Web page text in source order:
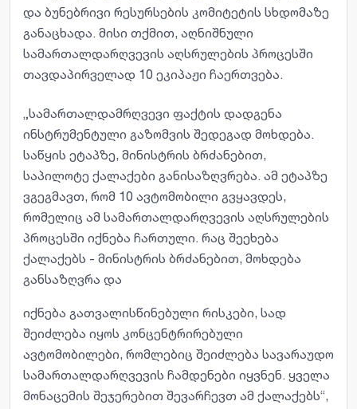
და ბუნებრივი რესურსების კომიტეტის სხდომაზე
განაცხადა. მისი თქმით, აღნიშნული
სამართალდარღვევის აღსრულების პროცესში
თავდაპირველად 10 ეკიპაჟი ჩაერთვება.
„სამართალდამრღვევი ფაქტის დადგენა
ინსტრუმენტული გაზომვის შედეგად მოხდება.
საწყის ეტაპზე, მინისტრის ბრძანებით,
საპილოტე ქალაქები განისაზღვრება. ამ ეტაპზე
ვგეგმავთ, რომ 10 ავტომობილი გვყავდეს,
რომელიც ამ სამართალდარღვევის აღსრულების
პროცესში იქნება ჩართული. რაც შეეხება
ქალაქებს - მინისტრის ბრძანებით, მოხდება
განსაზღვრა და
იქნება გათვალისწინებული რისკები, სად
შეიძლება იყოს კონცენტრირებული
ავტომობილები, რომლებიც შეიძლება სავარაუდო
სამართალდარღვევის ჩამდენები იყვნენ. ყველა
მონაცემის შეჯერებით შევარჩევთ ამ ქალაქებს“,